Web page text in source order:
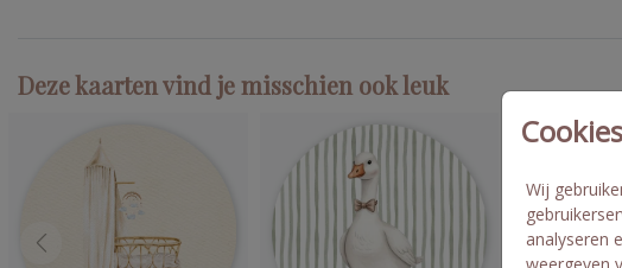
Cookies
Wij
analyseren
Deze kaarten vind je misschien ook leuk